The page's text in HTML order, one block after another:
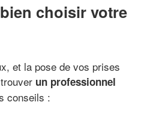
choisir votre
et la pose de vos prises
un professionnel
conseils :